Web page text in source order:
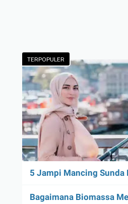
TERPOPULER
5 Jampi Mancing Sunda
Bagaimana Biomassa